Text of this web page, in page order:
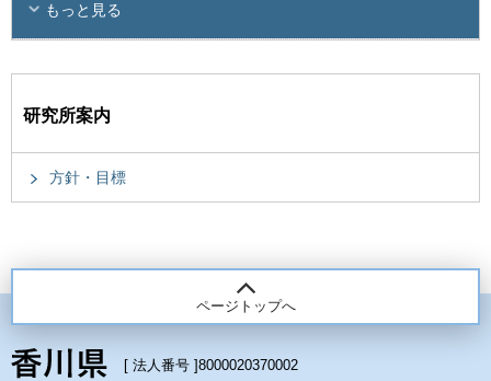
もっと見る
研究所案内
方針・目標
ページトップへ
[ 法人番号 ]8000020370002